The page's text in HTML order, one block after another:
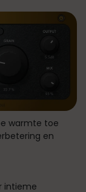
warmte toe
en
intieme